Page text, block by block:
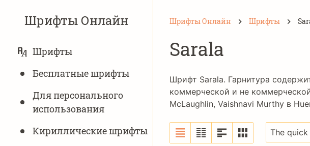
Шрифты Онлайн
НАВИГАЦИЯ
Шрифты
Бесплатные шрифты
Для персонального
использования
Кириллические шрифты
Шрифты Онлайн Шрифты
Sarala
Шрифт Sarala. Гарнитура
коммерческой и не
McLaughlin, Vaishnavi Murthy в